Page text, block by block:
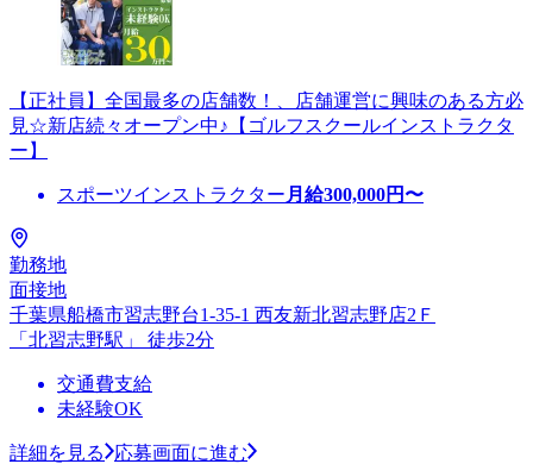
【正社員】全国最多の店舗数！、店舗運営に興味のある方必
見☆新店続々オープン中♪【ゴルフスクールインストラクタ
ー】
スポーツインストラクター 月給300,000円〜
勤務地
面接地
千葉県船橋市習志野台1-35-1 西友新北習志野店2Ｆ
「北習志野駅」 徒歩2分
交通費支給
未経験OK
詳細を見る
応募画面に進む